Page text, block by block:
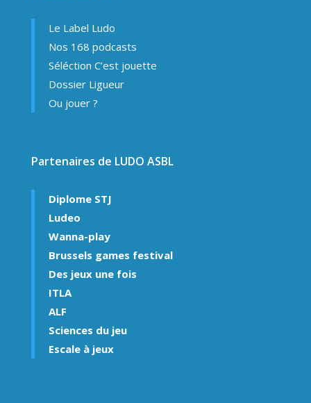
Le Label Ludo
Nos 168 podcasts
Séléction C’est jouette
Dossier Ligueur
Ou jouer ?
Partenaires de LUDO ASBL
Diplome STJ
Ludeo
Wanna-play
Brussels games festival
Des jeux une fois
ITLA
ALF
Sciences du jeu
Escale à jeux